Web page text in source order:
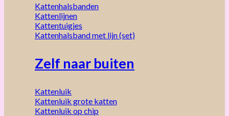
Kattenhalsbanden
Kattenlijnen
Kattentuigjes
Kattenhalsband met lijn (set)
Zelf naar buiten
Kattenluik
Kattenluik grote katten
Kattenluik op chip